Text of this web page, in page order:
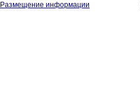
Размещение информации